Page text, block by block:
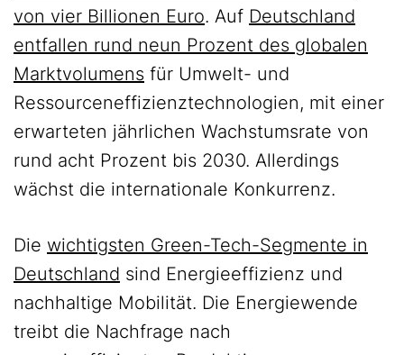
von vier Billionen Euro. Auf Deutschland
entfallen rund neun Prozent des globalen
Marktvolumens für Umwelt- und
Ressourceneffizienztechnologien, mit einer
erwarteten jährlichen Wachstumsrate von
rund acht Prozent bis 2030. Allerdings
wächst die internationale Konkurrenz.
Die wichtigsten Green-Tech-Segmente in
Deutschland sind Energieeffizienz und
nachhaltige Mobilität. Die Energiewende
treibt die Nachfrage nach